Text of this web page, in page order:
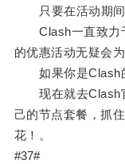
只要在活动期间
Clash一直致力于
的优惠活动无疑会
如果你是Clash的
现在就去Clash官
己的节点套餐，抓
花！。
#37#